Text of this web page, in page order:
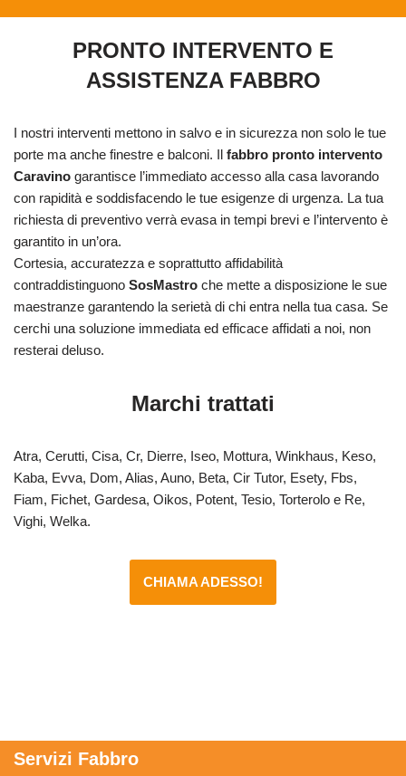
PRONTO INTERVENTO E
ASSISTENZA FABBRO
I nostri interventi mettono in salvo e in sicurezza non solo le tue
porte ma anche finestre e balconi. Il fabbro pronto intervento
Caravino garantisce l’immediato accesso alla casa lavorando
con rapidità e soddisfacendo le tue esigenze di urgenza. La tua
richiesta di preventivo verrà evasa in tempi brevi e l’intervento è
garantito in un’ora.
Cortesia, accuratezza e soprattutto affidabilità
contraddistinguono SosMastro che mette a disposizione le sue
maestranze garantendo la serietà di chi entra nella tua casa. Se
cerchi una soluzione immediata ed efficace affidati a noi, non
resterai deluso.
Marchi trattati
Atra, Cerutti, Cisa, Cr, Dierre, Iseo, Mottura, Winkhaus, Keso,
Kaba, Evva, Dom, Alias, Auno, Beta, Cir Tutor, Esety, Fbs,
Fiam, Fichet, Gardesa, Oikos, Potent, Tesio, Torterolo e Re,
Vighi, Welka.
CHIAMA ADESSO!
Servizi Fabbro